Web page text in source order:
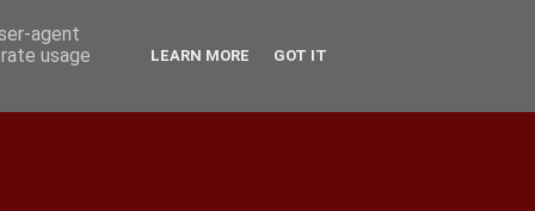
agent
usage
LEARN MORE GOT IT